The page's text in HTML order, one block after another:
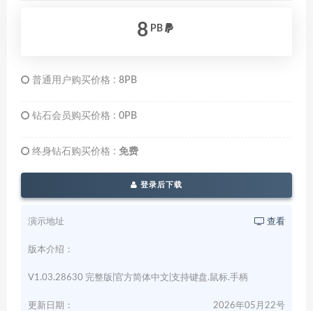
8 PB
普通用户购买价格 : 8PB
钻石会员购买价格 : 0PB
终身钻石购买价格 : 免费
登录后下载
演示地址 查看
版本介绍：
V1.03.28630 完整版|官方简体中文|支持键盘.鼠标.手柄
更新日期： 2026年05月22号